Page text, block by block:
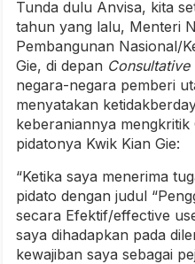
Tunda dulu Anvisa, kita
tahun yang lalu, Menteri
Pembangunan Nasional/
Gie, di depan Consultative
negara-negara pemberi
menyatakan
keberaniannya
pidatonya Kwik Kian Gie:
“Ketika saya menerima
pidato dengan judul
secara Efektif/effective
saya dihadapkan pada
kewajiban saya sebagai